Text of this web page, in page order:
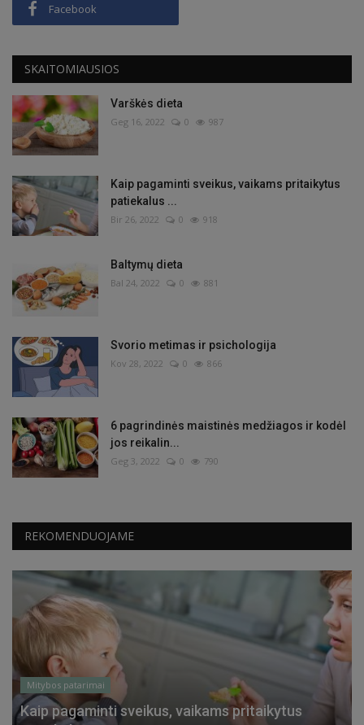
Facebook
SKAITOMIAUSIOS
Varškės dieta
Geg 16, 2022 0 987
Kaip pagaminti sveikus, vaikams pritaikytus
patiekalus ...
Bir 26, 2022 0 918
Baltymų dieta
Bal 24, 2022 0 881
Svorio metimas ir psichologija
Kov 28, 2022 0 866
6 pagrindinės maistinės medžiagos ir kodėl
jos reikalin...
Geg 3, 2022 0 790
REKOMENDUOJAME
Mitybos patarimai
Kaip pagaminti sveikus, vaikams pritaikytus